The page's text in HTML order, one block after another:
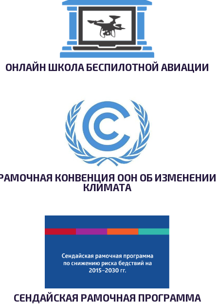
ОНЛАЙН ШКОЛА БЕСПИЛОТНОЙ АВИАЦИИ
КОНВЕНЦИЯ ООН ОБ ИЗМЕНЕНИИ
КЛИМАТА
СЕНДАЙСКАЯ РАМОЧНАЯ ПРОГРАММА